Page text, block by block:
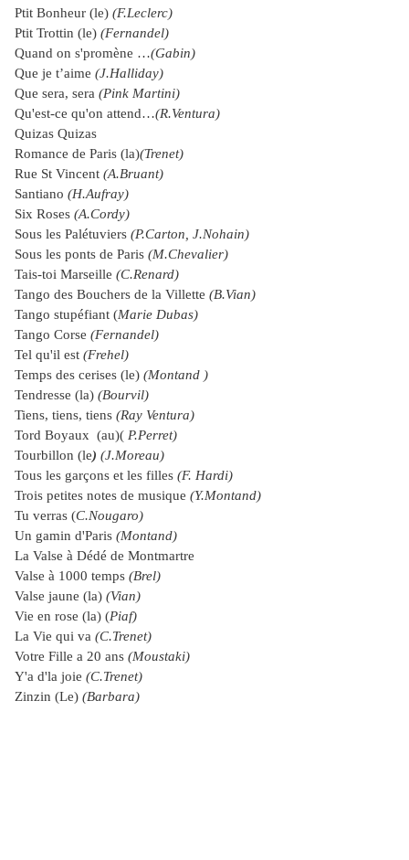
Ptit Bonheur (le) (F.Leclerc)
Ptit Trottin (le) (Fernandel)
Quand on s'promène …(Gabin)
Que je t’aime (J.Halliday)
Que sera, sera (Pink Martini)
Qu'est-ce qu'on attend…(R.Ventura)
Quizas Quizas
Romance de Paris (la)(Trenet)
Rue St Vincent (A.Bruant)
Santiano (H.Aufray)
Six Roses (A.Cordy)
Sous les Palétuviers (P.Carton, J.Nohain)
Sous les ponts de Paris (M.Chevalier)
Tais-toi Marseille (C.Renard)
Tango des Bouchers de la Villette (B.Vian)
Tango stupéfiant (Marie Dubas)
Tango Corse (Fernandel)
Tel qu'il est (Frehel)
Temps des cerises (le) (Montand )
Tendresse (la) (Bourvil)
Tiens, tiens, tiens (Ray Ventura)
Tord Boyaux (au)( P.Perret)
Tourbillon (le) (J.Moreau)
Tous les garçons et les filles (F. Hardi)
Trois petites notes de musique (Y.Montand)
Tu verras (C.Nougaro)
Un gamin d'Paris (Montand)
La Valse à Dédé de Montmartre
Valse à 1000 temps (Brel)
Valse jaune (la) (Vian)
Vie en rose (la) (Piaf)
La Vie qui va (C.Trenet)
Votre Fille a 20 ans (Moustaki)
Y'a d'la joie (C.Trenet)
Zinzin (Le) (Barbara)